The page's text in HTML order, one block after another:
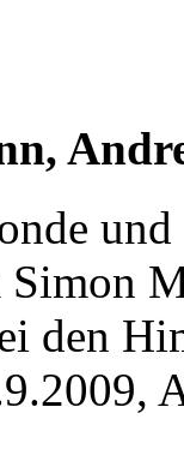
den